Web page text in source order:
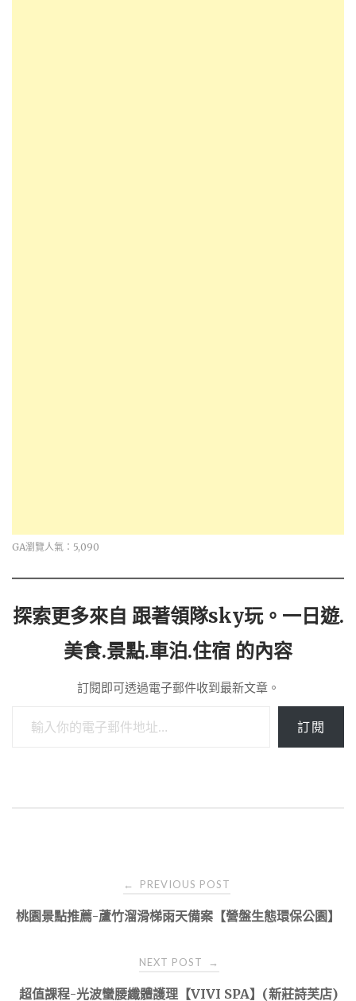
GA瀏覽人氣：5,090
探索更多來自 跟著領隊sky玩。一日遊.
美食.景點.車泊.住宿 的內容
訂閱即可透過電子郵件收到最新文章。
訂閱
navigation
← PREVIOUS POST
桃園景點推薦-蘆竹溜滑梯雨天備案【營盤生態環保公園】
NEXT POST →
超值課程-光波蠻腰纖體護理【VIVI SPA】(新莊詩芙店)